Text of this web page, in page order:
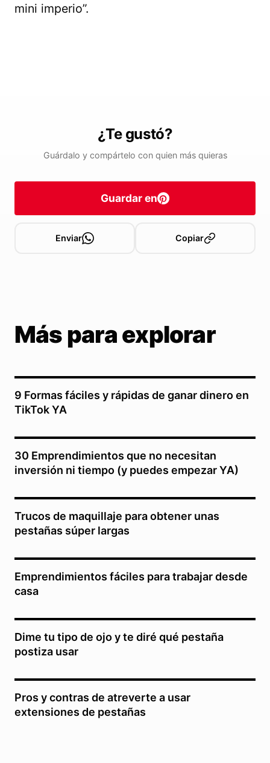
mini imperio”.
¿Te gustó?
Guárdalo y compártelo con quien más quieras
Guardar en
Enviar Copiar
Más para explorar
9 Formas fáciles y rápidas de ganar dinero en
TikTok YA
30 Emprendimientos que no necesitan
inversión ni tiempo (y puedes empezar YA)
Trucos de maquillaje para obtener unas
pestañas súper largas
Emprendimientos fáciles para trabajar desde
casa
Dime tu tipo de ojo y te diré qué pestaña
postiza usar
Pros y contras de atreverte a usar
extensiones de pestañas